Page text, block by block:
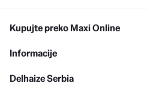
Kupujte preko Maxi Online
Informacije
Delhaize Serbia